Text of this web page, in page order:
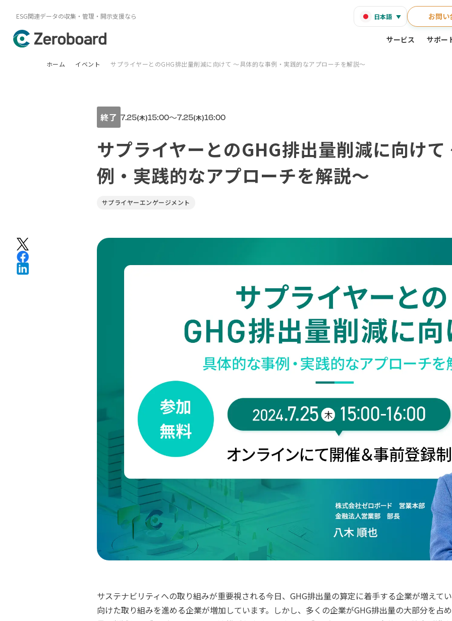
ESG関連データの収集・管理・開示支援なら
サービス サポー
日本語 お問い
ホーム イベント サプライヤーとのGHG排出量削減に向けて 〜具体的な事例・実践的なアプローチを解説〜
終了 7.25(木)15:00〜7.25(木)16:00
サプライヤーとのGHG排出量削減に向け
例・実践的なアプローチを解説〜
サプライヤーエンゲージメント
サステナビリティへの取り組みが重要視される今日、GHG排出量の算定に着手する企業が増えて
向けた取り組みを進める企業が増加しています。しかし、 多くの企業がGHG排出量の大部分を占